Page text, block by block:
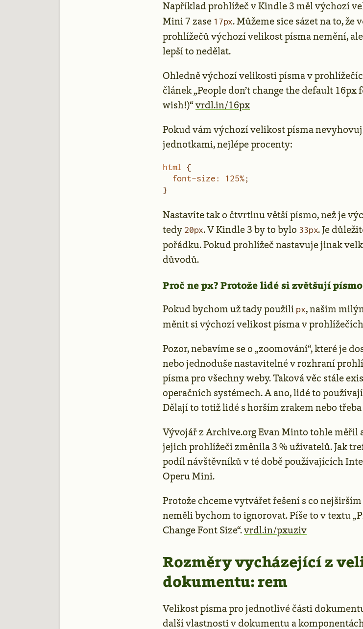
Například prohlížeč v Kindle 3 měl výchozí
Mini 7 zase 17px. Můžeme sice sázet na to,
prohlížečů výchozí velikost písma nemění,
lepší to nedělat.
Ohledně výchozí velikosti písma v
článek „People don’t change the default
wish!)“vrdl.in/16px
Pokud vám výchozí velikost písma
jednotkami, nejlépe procenty:
html
{
  font-size
: 125%;
}
Nastavíte tak o čtvrtinu větší písmo, než je
tedy 20px. V Kindle 3 by to bylo 33px. Je
pořádku. Pokud prohlížeč nastavuje jinak
důvodů.
Proč ne px? Protože lidé si zvětšují
Pokud bychom už tady použili px, našim
měnit si výchozí velikost písma v
Pozor, nebavíme se o „zoomování“, které je
nebo jednoduše nastavitelné v rozhraní
písma pro všechny weby. Taková věc stále
operačních systémech. A ano, lidé to
Dělají to totiž lidé s horším zrakem nebo
Vývojář z Archive.org Evan Minto tohle měřil
jejich prohlížeči změnila 3 % uživatelů. Jak
podíl návštěvníků v té době používajících
Operu Mini.
Protože chceme vytvářet řešení s co
neměli bychom to ignorovat. Píše to v textu
Change Font Size“.vrdl.in/pxuziv
Rozměry vycházející z
dokumentu: rem
Velikost písma pro jednotlivé části
další vlastnosti v dokumentu a